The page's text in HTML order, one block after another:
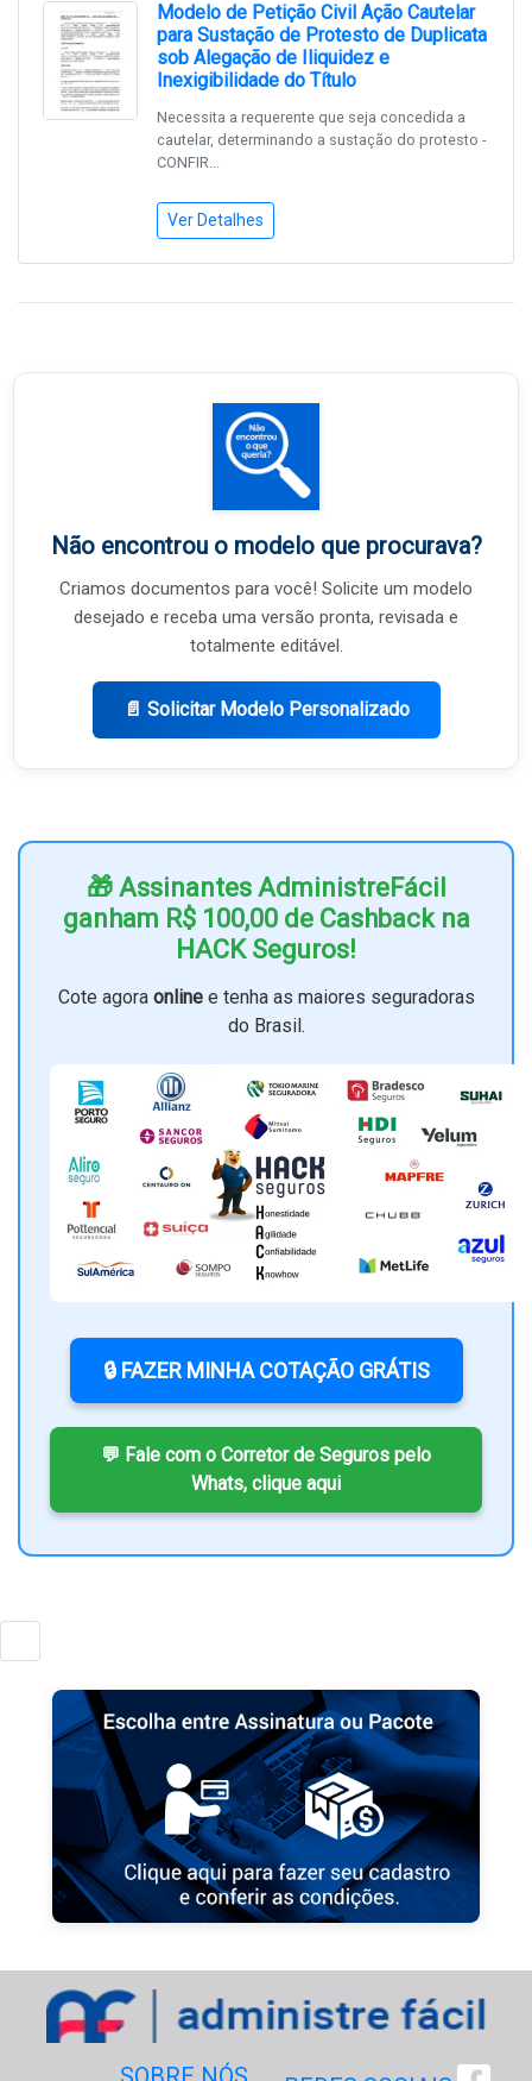
Modelo de Petição Civil Ação Cautelar
para Sustação de Protesto de Duplicata
sob Alegação de Iliquidez e
Inexigibilidade do Título
Necessita a requerente que seja concedida a
cautelar, determinando a sustação do protesto -
CONFIR...
Ver Detalhes
Não encontrou o modelo que procurava?
Criamos documentos para você! Solicite um modelo
desejado e receba uma versão pronta, revisada e
totalmente editável.
📄 Solicitar Modelo Personalizado
🎁 Assinantes AdministreFácil
ganham R$ 100,00 de Cashback na
HACK Seguros!
Cote agora onlinee tenha as maiores seguradoras
do Brasil.
🔒 FAZER MINHA COTAÇÃO GRÁTIS
💬 Fale com o Corretor de Seguros pelo
Whats, clique aqui